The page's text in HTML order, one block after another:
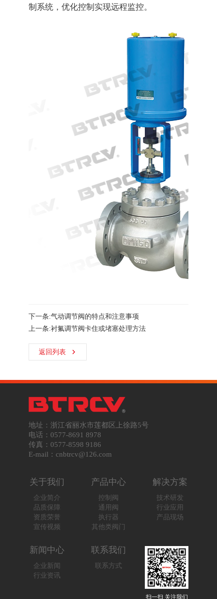
制系统，优化控制实现远程监控。
下一条:气动调节阀的特点和注意事项
上一条:衬氟调节阀卡住或堵塞处理方法
返回列表
地址：浙江省丽水市莲都区上徐路5号
电话：0577-8691 8978
传真：0577-8598 9186
E-mail：cnbtrcv@126.com
关于我们
企业简介
品质保障
资质荣誉
宣传视频
产品中心
控制阀
通用阀
执行器
其他类阀门
解决方案
技术研发
行业应用
产品现场
新闻中心
企业新闻
行业资讯
联系我们
联系方式
扫一扫 关注我们